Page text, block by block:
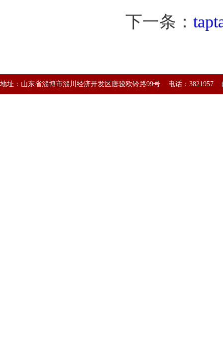
下一条：
地址：山东省淄博市淄川经济开发区唐骏欧铃路99号 电话：3821957